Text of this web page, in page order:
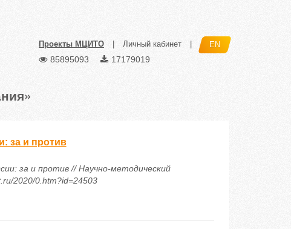
Проекты МЦИТО Личный кабинет EN
85895093 17179019
за и против
за и против // Научно-методический
2020/0.htm?id=24503